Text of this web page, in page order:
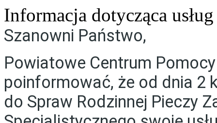
Informacja dotycząca
Szanowni Państwo,
Powiatowe Centrum
poinformować, że od dnia 2
do Spraw Rodzinnej Pieczy